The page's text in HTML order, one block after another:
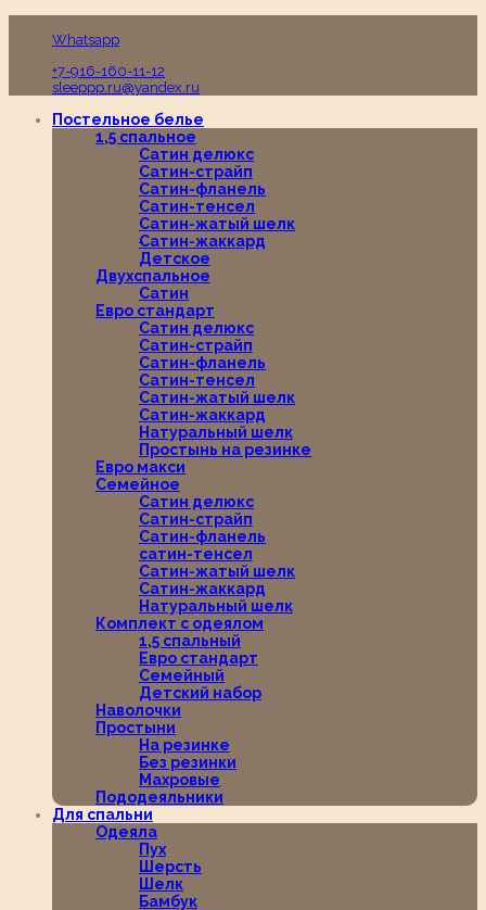
Whatsapp
+7-916-160-11-12
sleeppp.ru@yandex.ru
Постельное белье
1,5 спальное
Сатин делюкс
Сатин-страйп
Сатин-фланель
Сатин-тенсел
Сатин-жатый шелк
Сатин-жаккард
Детское
Двухспальное
Сатин
Евро стандарт
Сатин делюкс
Сатин-страйп
Сатин-фланель
Сатин-тенсел
Сатин-жатый шелк
Сатин-жаккард
Натуральный шелк
Простынь на резинке
Евро макси
Семейное
Сатин делюкс
Сатин-страйп
Сатин-фланель
сатин-тенсел
Сатин-жатый шелк
Сатин-жаккард
Натуральный шелк
Комплект с одеялом
1,5 спальный
Евро стандарт
Семейный
Детский набор
Наволочки
Простыни
На резинке
Без резинки
Махровые
Пододеяльники
Для спальни
Одеяла
Пух
Шерсть
Шелк
Бамбук